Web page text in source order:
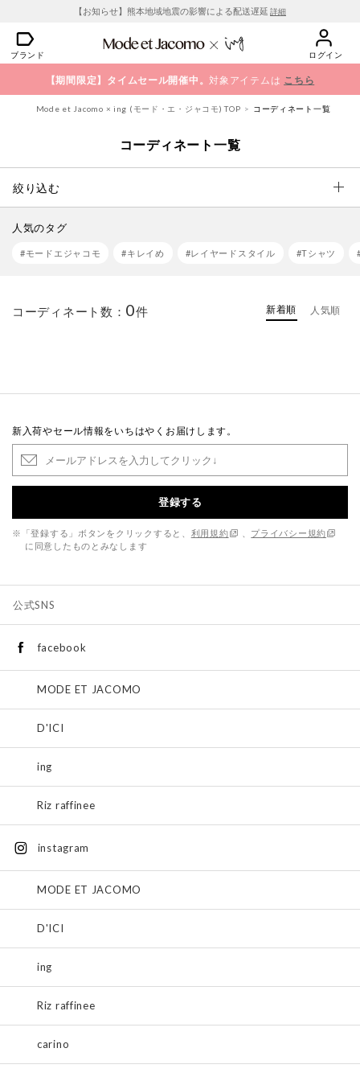
【お知らせ】熊本地域地震の影響による配送遅延 詳細
ブランド ログイン
【期間限定】タイムセール開催中。対象アイテムは こちら
Mode et Jacomo × ing (モード・エ・ジャコモ) TOP コーディネート一覧
コーディネート一覧
絞り込む
人気のタグ
#モードエジャコモ #キレイめ #レイヤードスタイル #Tシャツ
コーディネート数： 0件 新着順 人気順
新入荷やセール情報をいちはやくお届けします。
登録する
※「登録する」ボタンをクリックすると、 利用規約
プライバシー規約
に同意したものとみなします
公式SNS
facebook
MODE ET JACOMO
D'ICI
ing
Riz raffinee
instagram
MODE ET JACOMO
D'ICI
ing
Riz raffinee
carino